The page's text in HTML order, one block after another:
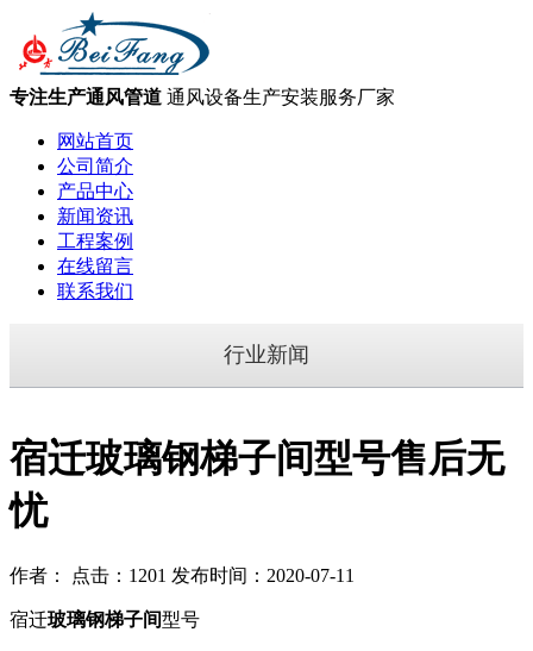
专注生产通风管道 通风设备生产安装服务厂家
网站首页
公司简介
产品中心
新闻资讯
工程案例
在线留言
联系我们
行业新闻
宿迁玻璃钢梯子间型号售后无
忧
作者： 点击：1201 发布时间：2020-07-11
宿迁玻璃钢梯子间型号